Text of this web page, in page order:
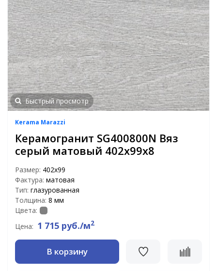
Быстрый просмотр
Kerama Marazzi
Керамогранит SG400800N Вяз
серый матовый 402х99х8
Размер: 402х99
Фактура: матовая
Тип: глазурованная
Толщина: 8 мм
Цвета:
Цена: 1 715 руб./м2
В корзину